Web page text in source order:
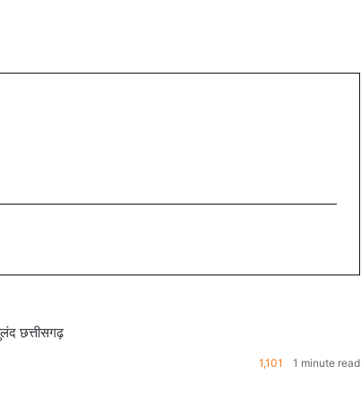
छत्तीसगढ़
1,101 1 minute read